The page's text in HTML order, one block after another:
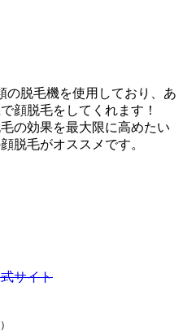
の脱毛機を使用しており、あ
顔脱毛をしてくれます！
の効果を最大限に高めたい
脱毛がオススメです。